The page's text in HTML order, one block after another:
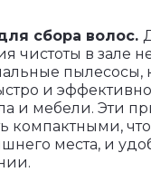
сбора волос.
чистоты в зале
пылесосы,
и
и мебели. Эти
компактными,
места, и